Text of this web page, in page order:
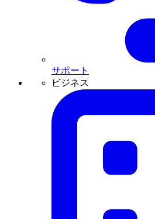
サポート
ビジネス